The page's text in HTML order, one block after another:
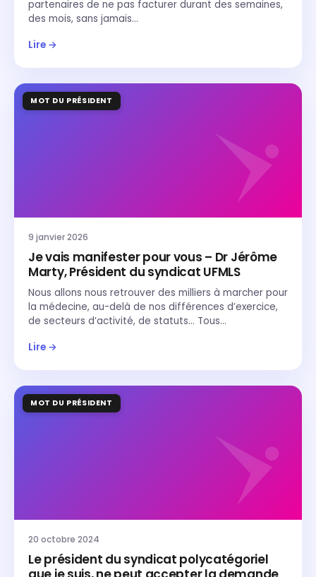
partenaires de ne pas facturer durant des semaines,
des mois, sans jamais…
Lire →
MOT DU PRÉSIDENT
9 janvier 2026
Je vais manifester pour vous – Dr Jérôme
Marty, Président du syndicat UFMLS
Nous allons nous retrouver des milliers à marcher pour
la médecine, au-delà de nos différences d’exercice,
de secteurs d’activité, de statuts… Tous…
Lire →
MOT DU PRÉSIDENT
20 octobre 2024
Le président du syndicat polycatégoriel